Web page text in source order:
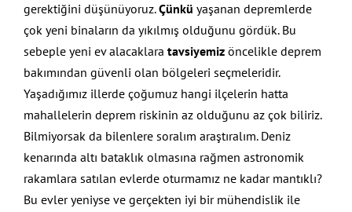
gerektiğini düşünüyoruz.Çünkü yaşanan depremlerde
çok yeni binaların da yıkılmış olduğunu gördük. Bu
sebeple yeni ev alacaklara tavsiyemizöncelikle deprem
bakımından güvenli olan bölgeleri seçmeleridir.
Yaşadığımız illerde çoğumuz hangi ilçelerin hatta
mahallelerin deprem riskinin az olduğunu az çok biliriz.
Bilmiyorsak da bilenlere soralım araştıralım. Deniz
kenarında altı bataklık olmasına rağmen astronomik
rakamlara satılan evlerde oturmamız ne kadar mantıklı?
Bu evler yeniyse ve gerçekten iyi bir mühendislik ile